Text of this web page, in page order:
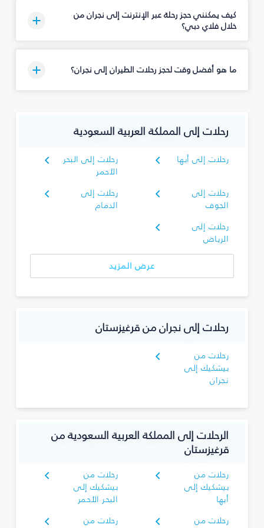
كيف يمكنني حجز رحلة عبر الإنترنت إلى نجران‎ من
خلال فلاي دبي؟
ما هو أفضل وقت لحجز رحلات الطيران إلى نجران‎؟
رحلات إلى المملكة العربية السعودية
رحلات إلى أبها
رحلات إلى البحر
الأحمر
رحلات إلى
الجوف
رحلات إلى
الدمام
رحلات إلى
الرياض
عرض المزيد
رحلات إلى نجران‎ من قرغيزستان
رحلات من
بيشكيك إلى
نجران‎
الرحلات إلى المملكة العربية السعودية من
قرغيزستان
رحلات من
بيشكيك إلى
أبها
رحلات من
بيشكيك إلى
البحر الأحمر
رحلات من
رحلات من